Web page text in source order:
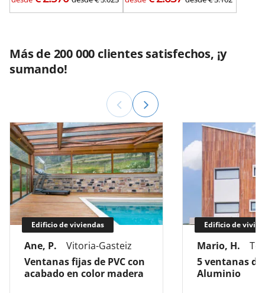
Más de 200 000 clientes satisfechos, ¡y
sumando!
Edificio de viviendas
Ane, P.
Vitoria-Gasteiz
Ventanas fijas de PVC con
acabado en color madera
Edificio de
Mario, H.
5 ventanas de
Aluminio